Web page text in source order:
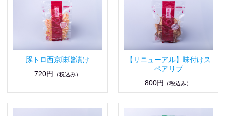
豚トロ西京味噌漬け
720円
（税込み）
【リニューアル】味付けス
ペアリブ
800円
（税込み）